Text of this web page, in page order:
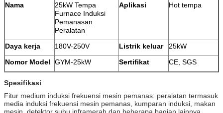
Nama
25kW Tempa
Furnace Induksi
Pemanasan
Peralatan
Aplikasi Hot tempa
Daya kerja 180V-250V Listrik keluar
25kW
Nomor Model
GYM-25kW Sertifikat CE, SGS
Spesifikasi
Fitur medium induksi frekuensi mesin pemanas: peralatan termasuk
media induksi frekuensi mesin pemanas, kumparan induksi, makan